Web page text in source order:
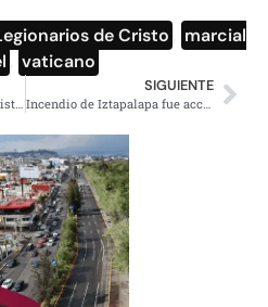
de Cristo
marcial
vaticano
Arturo Zaldívar, primer ministro presidente de la SCJN sin carrera judicial
SIGUIENTE
Incendio de Iztapalapa fue accidente; se investigará omisión de padres: PGJ